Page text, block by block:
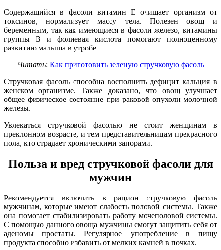
Содержащийся в фасоли витамин Е очищает организм от
токсинов, нормализует массу тела. Полезен овощ и
беременным, так как имеющиеся в фасоли железо, витамины
группы В и фолиевая кислота помогают полноценному
развитию малыша в утробе.
Читать: Как приготовить зеленую стручковую фасоль
Стручковая фасоль способна восполнить дефицит кальция в
женском организме. Также доказано, что овощ улучшает
общее физическое состояние при раковой опухоли молочной
железы.
Увлекаться стручковой фасолью не стоит женщинам в
преклонном возрасте, и тем представительницам прекрасного
пола, кто страдает хроническими запорами.
Польза и вред стручковой фасоли для
мужчин
Рекомендуется включить в рацион стручковую фасоль
мужчинам, которые имеют слабость половой системы. Также
она помогает стабилизировать работу мочеполовой системы.
С помощью данного овоща мужчины смогут защитить себя от
аденомы простаты. Регулярное употребление в пищу
продукта способно избавить от мелких камней в почках.